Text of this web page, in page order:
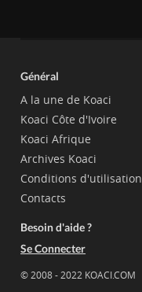
Général
A la une de Koaci
Koaci Côte d'Ivoire
Koaci Afrique
Archives Koaci
Conditions d'utilisation
Contacts
Besoin d'aide ?
Se Connecter
© 2008 - 2022 KOACI.COM